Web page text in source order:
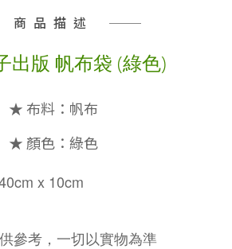
商品描述
出版 帆布袋 (綠色)
★ 布料：帆布
★ 顏色： 綠色
x 10cm
參考，一切以實物為準